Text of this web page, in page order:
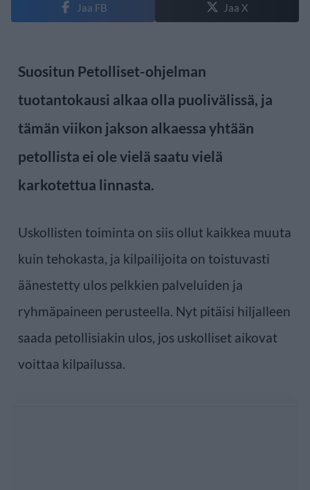
Jaa FB Jaa X
Suositun Petolliset-ohjelman
tuotantokausi alkaa olla puolivälissä, ja
tämän viikon jakson alkaessa yhtään
petollista ei ole vielä saatu vielä
karkotettua linnasta.
Uskollisten toiminta on siis ollut kaikkea muuta
kuin tehokasta, ja kilpailijoita on toistuvasti
äänestetty ulos pelkkien palveluiden ja
ryhmäpaineen perusteella. Nyt pitäisi hiljalleen
saada petollisiakin ulos, jos uskolliset aikovat
voittaa kilpailussa.